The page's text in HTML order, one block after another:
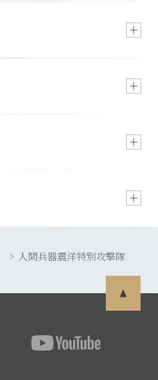
人間兵器震洋特別攻撃隊